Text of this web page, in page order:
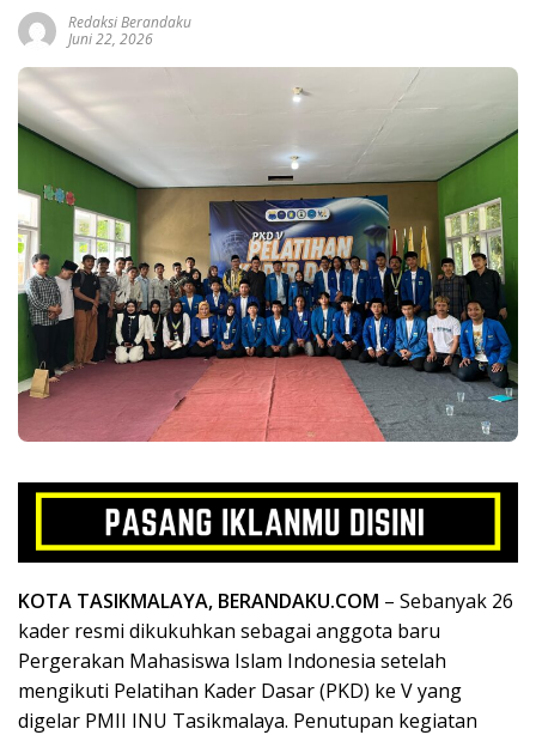
Redaksi Berandaku
Juni 22, 2026
KOTA TASIKMALAYA, BERANDAKU.COM – Sebanyak 26
kader resmi dikukuhkan sebagai anggota baru
Pergerakan Mahasiswa Islam Indonesia setelah
mengikuti Pelatihan Kader Dasar (PKD) ke V yang
digelar PMII INU Tasikmalaya. Penutupan kegiatan